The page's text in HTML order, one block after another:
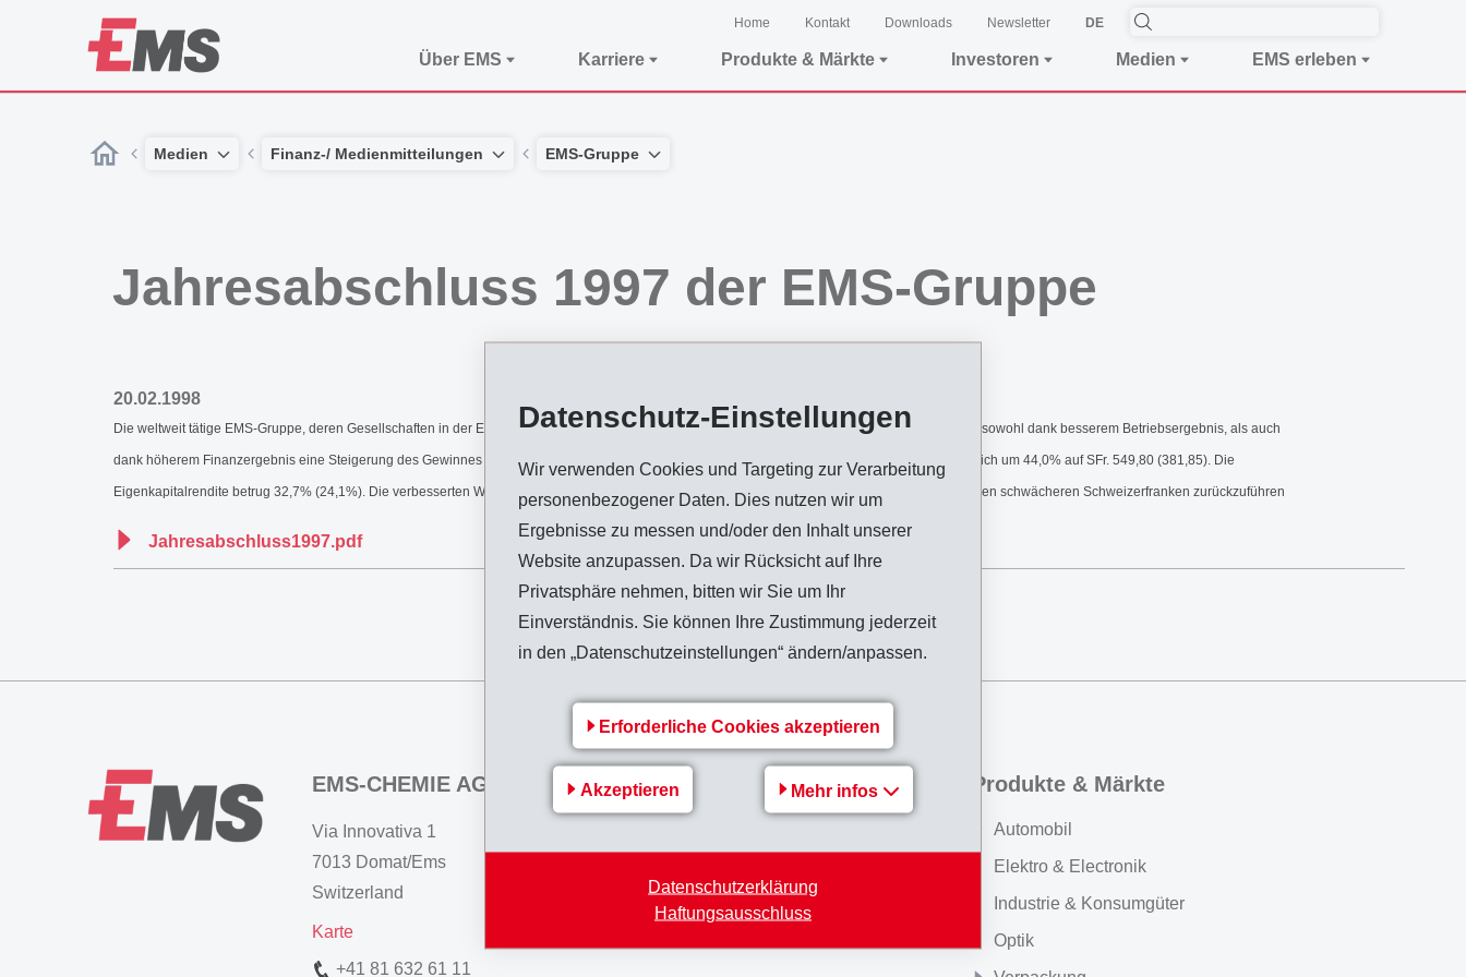
Datenschutz-Einstellungen
Wir verwenden Cookies und Targeting zur Verarbeitung
personenbezogener Daten. Dies nutzen wir um
Ergebnisse zu messen und/oder den Inhalt unserer
Website anzupassen. Da wir Rücksicht auf Ihre
Privatsphäre nehmen, bitten wir Sie um Ihr
Einverständnis. Sie können Ihre Zustimmung jederzeit
in den „Datenschutzeinstellungen“ ändern/anpassen.
Erforderliche Cookies akzeptieren
Akzeptieren Mehr infos
Datenschutzerklärung
Haftungsausschluss
Home Kontakt Downloads Newsletter DE
Über EMS Karriere Produkte & Märkte Investoren Medien EMS erleben
Medien Finanz-/ Medienmitteilungen EMS-Gruppe
Jahresabschluss 1997 der EMS-Gruppe
20.02.1998
Die weltweit tätige EMS-Gruppe, deren Gesellschaften in der EMS-CHEMIE HOLDING AG zusammengefasst sind, erreichte im Geschäftsjahr 1997 sowohl dank besserem Betriebsergebnis, als auch
dank höherem Finanzergebnis eine Steigerung des Gewinnes nach Steuern um 31,0% auf 300 Mio. SFr. (229). Der Gewinn pro Aktie verbesserte sich um 44,0% auf SFr. 549,80 (381,85). Die
Eigenkapitalrendite betrug 32,7% (24,1%). Die verbesserten Werte sind in erster Linie auf eine deutliche Konjunkturerholung in Europa und auf einen schwächeren Schweizerfranken zurückzuführen
Jahresabschluss1997.pdf
Zurück zur Übersicht
EMS-CHEMIE AG
Via Innovativa 1
7013 Domat/Ems
Switzerland
Karte
+41 81 632 61 11
EMS-Gruppe
Nachhaltigkeit
Produkte & Märkte
Automobil
Elektro & Electronik
Industrie & Konsumgüter
Optik